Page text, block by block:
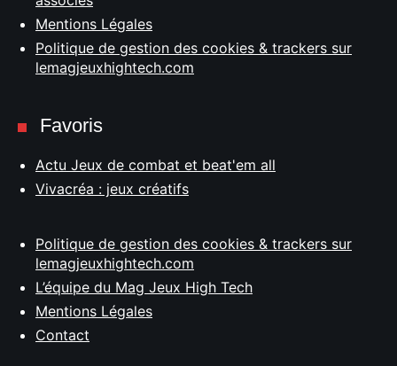
Mentions Légales
Politique de gestion des cookies & trackers sur
lemagjeuxhightech.com
Favoris
Actu Jeux de combat et beat'em all
Vivacréa : jeux créatifs
Politique de gestion des cookies & trackers sur
lemagjeuxhightech.com
L’équipe du Mag Jeux High Tech
Mentions Légales
Contact